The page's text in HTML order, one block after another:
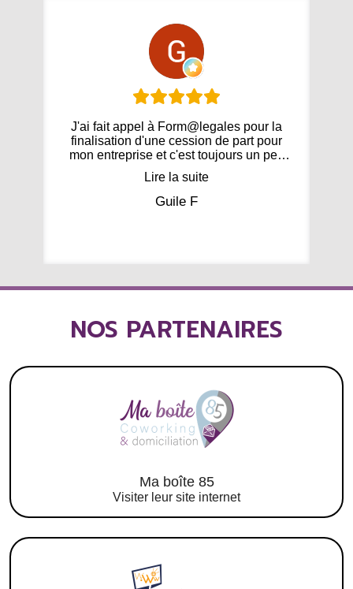
J'ai fait appel à Form@legales pour la
finalisation d'une cession de part pour
mon entreprise et c'est toujours un peu
stressant. Stéphane et Priscillia ont été
super réactifs et de très bons conseils et
le plus non négligeable, ils sont très
Lire la suite
Guile F
NOS PARTENAIRES
Ma boîte 85
Visiter leur site internet